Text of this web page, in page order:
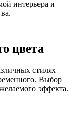
интерьера и
цвета
стилях
Выбор
эффекта.